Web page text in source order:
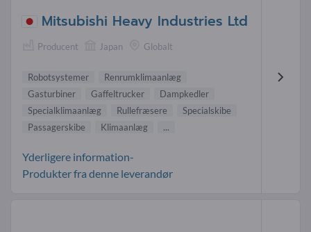
Mitsubishi Heavy Industries Ltd
Producent Japan Globalt
Robotsystemer
Renrumklimaanlæg
Gasturbiner
Gaffeltrucker
Dampkedler
Specialklimaanlæg
Rullefræsere
Specialskibe
Passagerskibe
Klimaanlæg ...
Yderligere information-
Produkter fra denne leverandør